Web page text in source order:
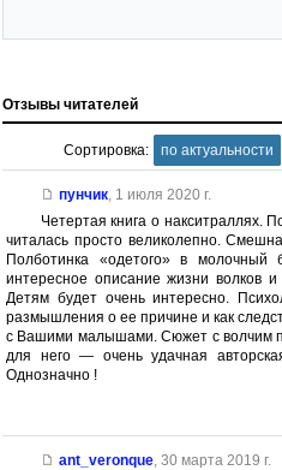
Отзывы читателей
Сортировка: по актуальности
пунчик, 1 июля 2020 г.
Четертая книга о накситраллях.
читалась просто великолепно.
Полботинка «одетого» в
интересное описание жизни волков
Детям будет очень интересно.
размышления о ее причине и как
с Вашими малышами. Сюжет с волчим
для него — очень удачная
Однозначно !
ant_veronque, 30 марта 2019 г.